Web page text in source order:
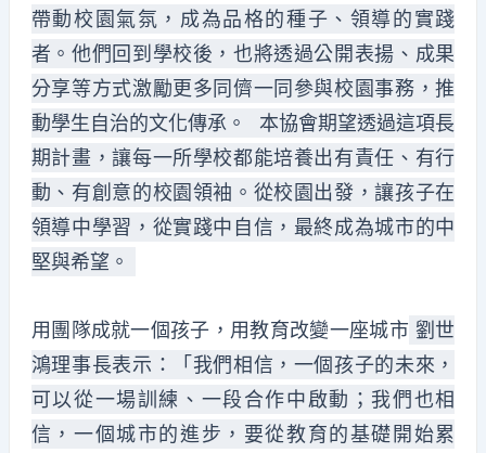
帶動校園氣氛，成為品格的種子、領導的實踐
者。他們回到學校後，也將透過公開表揚、成果
分享等方式激勵更多同儕一同參與校園事務，推
動學生自治的文化傳承。 本協會期望透過這項長
期計畫，讓每一所學校都能培養出有責任、有行
動、有創意的校園領袖。從校園出發，讓孩子在
領導中學習，從實踐中自信，最終成為城市的中
堅與希望。
用團隊成就一個孩子，用教育改變一座城市 劉世
鴻理事長表示：「我們相信，一個孩子的未來，
可以從一場訓練、一段合作中啟動；我們也相
信，一個城市的進步，要從教育的基礎開始累